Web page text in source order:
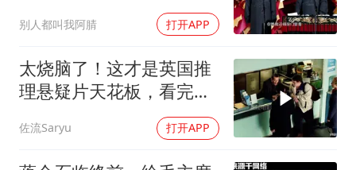
男子结婚8年发现3个女儿均非亲生
奋进开新局 实干挑大梁
别人都叫我阿腈 打开APP
太烧脑了！这才是英国推
理悬疑片天花板，看完才
佐流Saryu 打开APP